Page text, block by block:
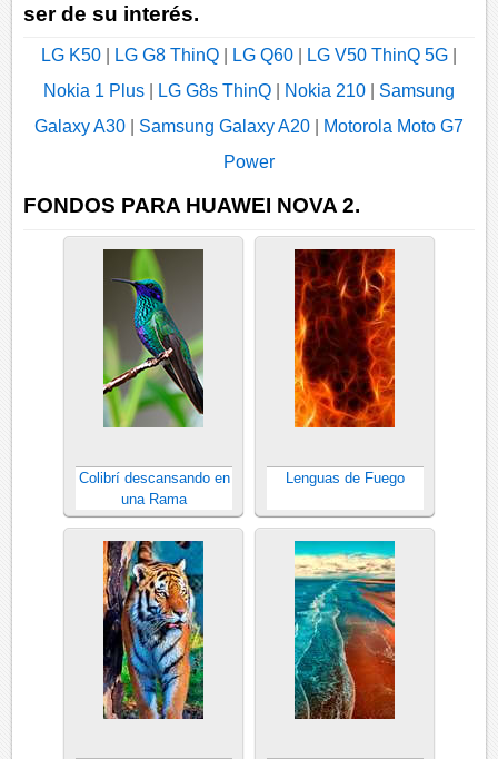
ser de su interés.
LG K50 LG G8 ThinQ LG Q60 LG V50 ThinQ 5G
Nokia 1 Plus
LG G8s ThinQ Nokia 210
Samsung
Galaxy A30
Samsung Galaxy A20
Motorola Moto G7
Power
FONDOS PARA HUAWEI NOVA 2.
Colibrí descansando en
una Rama
Lenguas de Fuego